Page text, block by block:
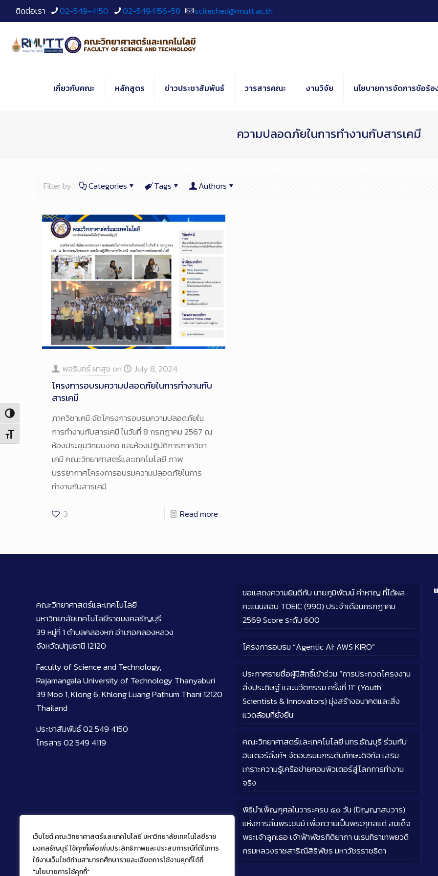
เว็บไซต์ คณะวิทยาศาสตร์และเทคโนโลยี มหาวิทยาลัยเทคโนโลยีราช
มงคลธัญบุรี ใช้คุกกี้เพื่อเพิ่มประสิทธิภาพและประสบการณ์ที่ดีในการ
ใช้งานเว็บไซต์ท่านสามารถศึกษารายละเอียดการใช้งานคุกกี้ได้ที่
"นโยบายการใช้คุกกี้"
to
Content
Toggle High Contrast
Toggle Font size
ติดต่อเรา 02-549-4150 02-5494156-58 sciteched@rmutt.ac.th
เกี่ยวกับคณะ หลักสูตร ข่าวประชาสัมพันธ์ วารสารคณะ งานวิจัย นโยบายการจัดการข้อร้อ
ความปลอดภัยในการทำงานกับสารเคมี
Filter by Categories Tags Authors
พจรินทร์ ผาสุข on July 8, 2024
โครงการอบรมความปลอดภัยในการทำงานกับ
สารเคมี
ภาควิชาเคมี จัดโครงการอบรมความปลอดภัยใน
การทำงานกับสารเคมี ในวันที่ 8 กรกฎาคม 2567 ณ
ห้องประชุมวิทยบงกช และห้องปฏิบัติการภาควิชา
เคมี คณะวิทยาศาสตร์และเทคโนโลยี ภาพ
บรรยากาศโครงการอบรมความปลอดภัยในการ
ทำงานกับสารเคมี
3 Read more
คณะวิทยาศาสตร์และเทคโนโลยี
มหาวิทยาลัยเทคโนโลยีราชมงคลธัญบุรี
39 หมู่ที่ 1 ตำบลคลองหก อำเภอคลองหลวง
จังหวัดปทุมธานี 12120
Faculty of Science and Technology,
Rajamangala University of Technology Thanyaburi
39 Moo 1, Klong 6, Khlong Luang Pathum Thani 12120
Thailand
ประชาสัมพันธ์ 02 549 4150
โทรสาร 02 549 4119
ขอแสดงความยินดีกับ นายภูมิพัฒน์ คำหาญ ที่ได้ผล
คะแนนสอบ TOEIC (990) ประจำเดือนกรกฎาคม
2569 Score ระดับ 600
โครงการอบรม “Agentic AI: AWS KIRO”
ประกาศรายชื่อผู้มีสิทธิ์เข้าร่วม “การประกวดโครงงาน
สิ่งประดิษฐ์ และนวัตกรรม ครั้งที่ 11” (Youth
Scientists & Innovators) มุ่งสร้างอนาคตและสิ่ง
แวดล้อมที่ยั่งยืน
คณะวิทยาศาสตร์และเทคโนโลยี มทร.ธัญบุรี ร่วมกับ
อินเตอร์ลิ้งค์ฯ จัดอบรมยกระดับทักษะดิจิทัล เสริม
เกราะความรู้เครือข่ายคอมพิวเตอร์สู่โลกการทำงาน
จริง
พิธีบำเพ็ญกุศลในวาระครบ ๕๐ วัน (ปัญญาสมวาร)
แห่งการสิ้นพระชนม์ เพื่อถวายเป็นพระกุศลแด่ สมเด็จ
พระเจ้าลูกเธอ เจ้าฟ้าพัชรกิติยาภา นเรนทิราเทพยวดี
กรมหลวงราชสาริณีสิริพัชร มหาวัชรราชธิดา